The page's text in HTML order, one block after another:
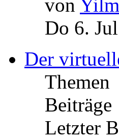
von
Do 6.
Der
Themen
Beiträge
Letzter